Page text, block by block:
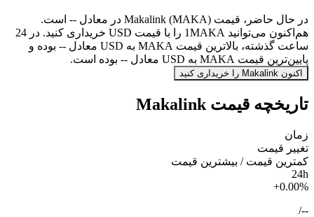
در حال حاضر، قیمت Makalink (MAKA) در معادل -- است.
هم‌اکنون می‌توانید 1MAKA را با قیمت USD خریداری کنید. در 24
ساعت گذشته، بالاترین قیمت MAKA به USD معادل -- بوده و
پایین‌ترین قیمت MAKA به USD معادل -- بوده است.
اکنون Makalink را خریداری کنید
تاریخچه قیمت Makalink
زمان
تغییر قیمت
کمترین قیمت / بیشترین قیمت
24h
+0.00%
--
/